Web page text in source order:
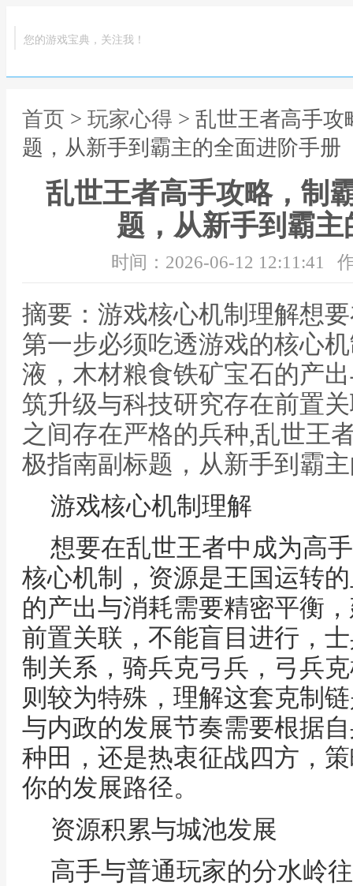
您的游戏宝典，关注我！
首页 > 玩家心得 > 乱世王者高手
题，从新手到霸主的全面进阶手册
乱世王者高手攻略，制
题，从新手到霸
时间：2026-06-12 12:11:41
摘要：游戏核心机制理解想
第一步必须吃透游戏的核心
液，木材粮食铁矿宝石的产
筑升级与科技研究存在前置
之间存在严格的兵种,乱世王
极指南副标题，从新手到霸
游戏核心机制理解
想要在乱世王者中成为高
核心机制，资源是王国运转
的产出与消耗需要精密平衡
前置关联，不能盲目进行，
制关系，骑兵克弓兵，弓兵
则较为特殊，理解这套克制
与内政的发展节奏需要根据
种田，还是热衷征战四方，
你的发展路径。
资源积累与城池发展
高手与普通玩家的分水岭